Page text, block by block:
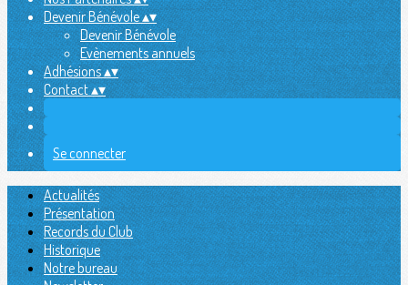
Devenir Bénévole▴▾
Devenir Bénévole
Evènements annuels
Adhésions▴▾
Contact▴▾
Se connecter
Actualités
Présentation
Records du Club
Historique
Notre bureau